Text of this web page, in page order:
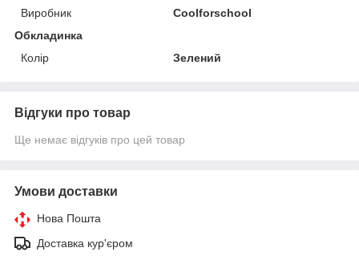
Виробник
Coolforschool
Обкладинка
Колір
Зелений
Відгуки про товар
Ще немає відгуків про цей товар
Умови доставки
Нова Пошта
Доставка кур'єром